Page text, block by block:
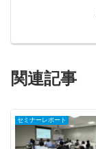
関連記事
セミナーレポート